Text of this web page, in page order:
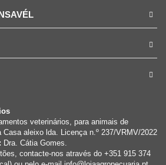
veterinários, para animais de
Casa aleixo lda. Licença n.º 237/VRMV/2022
Dra. Cátia Gomes.
contacte-nos através do +351 915 374